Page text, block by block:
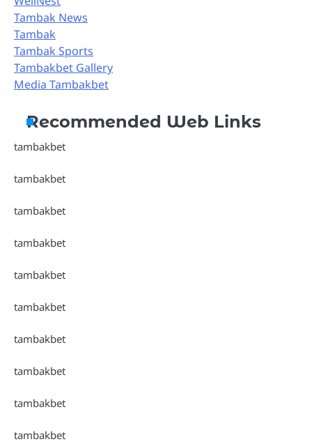
Tambak News
Tambak
Tambak Sports
Tambakbet Gallery
Media Tambakbet
Recommended Web Links
tambakbet
tambakbet
tambakbet
tambakbet
tambakbet
tambakbet
tambakbet
tambakbet
tambakbet
tambakbet